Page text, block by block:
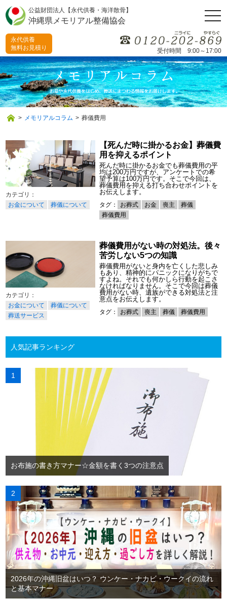
公益財団法人【永代供養・海洋散骨】
沖縄県メモリアル整備協会
受付時間 9:00～17:00
永代供養
無料お見積り
> メモリアルコラム > 葬儀費用
お金について 葬儀について
【死んだ時に掛かるお金】葬儀費
用を抑えるポイント
死んだ時に掛かるお金でも葬儀費用の平
均は200万円ですが、アンケートでの希
望予算は100万円です。そこで今回は、
葬儀費用を抑える打ち合わせポイントを
お伝えします。
タグ： お葬式 お金 喪主
葬儀
葬儀費用
お金について
葬儀について
葬送サービス
葬儀費用がない時の対処法。後々
苦労しない5つの知識
葬儀費用がないと身内を亡くした悲しみ
もあり、精神的にパニックになりがちで
すよね。それでも何かしら行動を起こさ
なければなりません。そこで今回は葬儀
費用がない時、遺族ができる対処法と注
意点をお伝えします。
タグ： お葬式 喪主 葬儀 葬儀費用
人気記事ランキング
お布施の書き方マナー☆金額を書く3つの注意点
2026年の沖縄旧盆はいつ？ ウンケー・ナカビ・ウークイの流れ
と基本マナー